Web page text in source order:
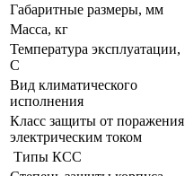
Габаритные размеры, мм
Масса, кг
Температура эксплуатации,
С
Вид климатического
исполнения
Класс защиты от поражения
электрическим током
Типы КСС